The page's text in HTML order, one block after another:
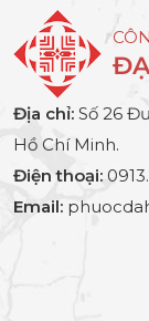
Địa chỉ: Số 26
Hồ Chí Minh.
Điện thoại:
Email: